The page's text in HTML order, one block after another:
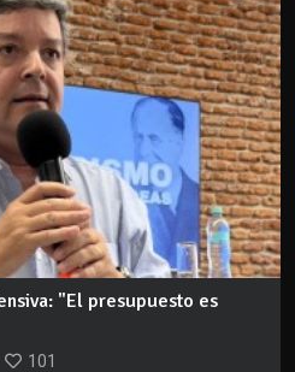
"El presupuesto es
101